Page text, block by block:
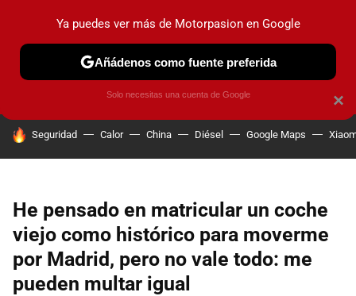
PRUEBAS COCHES ELÉCTRICOS OBSERVATORIO
HOY SE HABLA DE
Seguridad Calor China Diésel Google Maps
He pensado en matricular un coche
viejo como histórico para moverme
por Madrid, pero no vale todo: me
pueden multar igual
×
Ya puedes ver más de Motorpasion en Google
Añádenos como fuente preferida
Solo necesitas una cuenta de Google